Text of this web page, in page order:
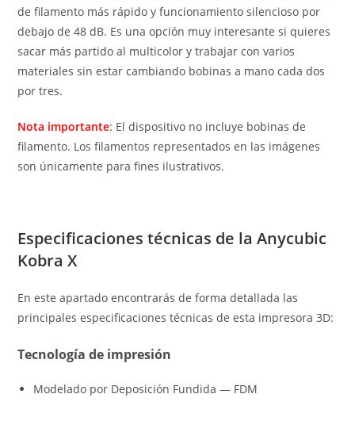
de filamento más rápido y funcionamiento silencioso por
debajo de 48 dB. Es una opción muy interesante si quieres
sacar más partido al multicolor y trabajar con varios
materiales sin estar cambiando bobinas a mano cada dos
por tres.
Nota importante: El dispositivo no incluye bobinas de
filamento. Los filamentos representados en las imágenes
son únicamente para fines ilustrativos.
Especificaciones técnicas de la Anycubic
Kobra X
En este apartado encontrarás de forma detallada las
principales especificaciones técnicas de esta impresora 3D:
Tecnología de impresión
Modelado por Deposición Fundida — FDM